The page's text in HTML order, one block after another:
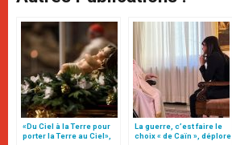
«Du Ciel à la Terre pour
porter la Terre au Ciel»,
La guerre, c’est faire le
choix « de Caïn », déplore